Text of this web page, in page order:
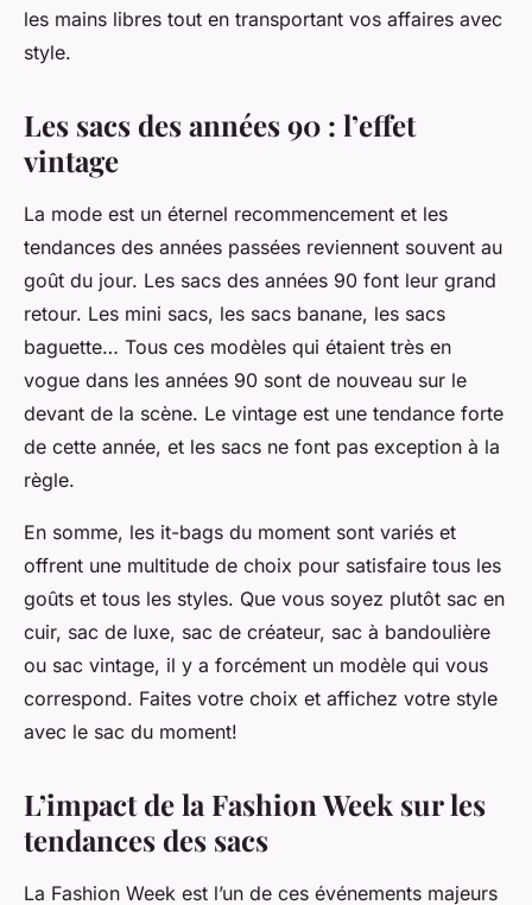
les mains libres tout en transportant vos affaires avec
style.
Les sacs des années 90 : l’effet
vintage
La mode est un éternel recommencement et les
tendances des années passées reviennent souvent au
goût du jour. Les sacs des années 90 font leur grand
retour. Les mini sacs, les sacs banane, les sacs
baguette… Tous ces modèles qui étaient très en
vogue dans les années 90 sont de nouveau sur le
devant de la scène. Le vintage est une tendance forte
de cette année, et les sacs ne font pas exception à la
règle.
En somme, les it-bags du moment sont variés et
offrent une multitude de choix pour satisfaire tous les
goûts et tous les styles. Que vous soyez plutôt sac en
cuir, sac de luxe, sac de créateur, sac à bandoulière
ou sac vintage, il y a forcément un modèle qui vous
correspond. Faites votre choix et affichez votre style
avec le sac du moment!
L’impact de la Fashion Week sur les
tendances des sacs
La Fashion Week est l’un de ces événements majeurs